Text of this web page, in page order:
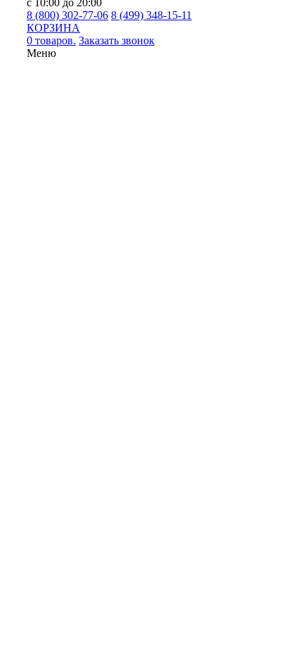
с 10:00 до 20:00
8 (800) 302-77-06 8 (499) 348-15-11
КОРЗИНА
0 товаров. Заказать звонок
Меню